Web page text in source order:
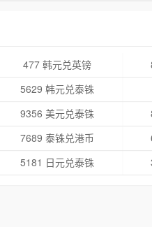
477 韩元兑英镑
5629 韩元兑泰铢
9356 美元兑泰铢
7689 泰铢兑港币
5181 日元兑泰铢